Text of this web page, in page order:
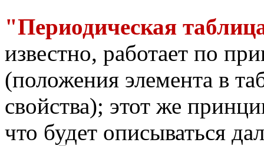
"Периодическая
известно, работает по
(положения элемента в
свойства); этот же
что будет описываться